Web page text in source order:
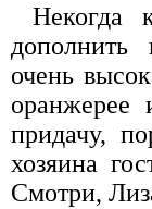
Некогда
дополнить
очень
оранжерее
придачу,
хозяина
Смотри,